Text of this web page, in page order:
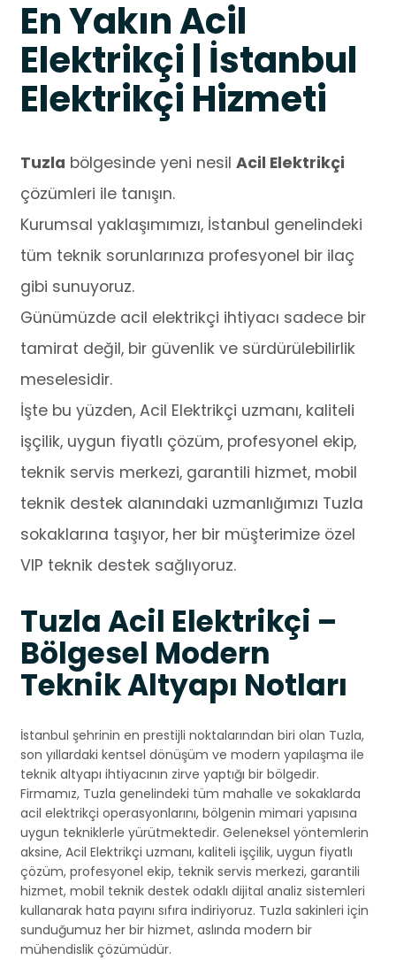
En Yakın Acil
Elektrikçi | İstanbul
Elektrikçi Hizmeti
Tuzla bölgesinde yeni nesil Acil Elektrikçi
çözümleri ile tanışın.
Kurumsal yaklaşımımızı, İstanbul genelindeki
tüm teknik sorunlarınıza profesyonel bir ilaç
gibi sunuyoruz.
Günümüzde acil elektrikçi ihtiyacı sadece bir
tamirat değil, bir güvenlik ve sürdürülebilirlik
meselesidir.
İşte bu yüzden, Acil Elektrikçi uzmanı, kaliteli
işçilik, uygun fiyatlı çözüm, profesyonel ekip,
teknik servis merkezi, garantili hizmet, mobil
teknik destek alanındaki uzmanlığımızı Tuzla
sokaklarına taşıyor, her bir müşterimize özel
VIP teknik destek sağlıyoruz.
Tuzla Acil Elektrikçi –
Bölgesel Modern
Teknik Altyapı Notları
İstanbul şehrinin en prestijli noktalarından biri olan Tuzla,
son yıllardaki kentsel dönüşüm ve modern yapılaşma ile
teknik altyapı ihtiyacının zirve yaptığı bir bölgedir.
Firmamız, Tuzla genelindeki tüm mahalle ve sokaklarda
acil elektrikçi operasyonlarını, bölgenin mimari yapısına
uygun tekniklerle yürütmektedir. Geleneksel yöntemlerin
aksine, Acil Elektrikçi uzmanı, kaliteli işçilik, uygun fiyatlı
çözüm, profesyonel ekip, teknik servis merkezi, garantili
hizmet, mobil teknik destek odaklı dijital analiz sistemleri
kullanarak hata payını sıfıra indiriyoruz. Tuzla sakinleri için
sunduğumuz her bir hizmet, aslında modern bir
mühendislik çözümüdür.